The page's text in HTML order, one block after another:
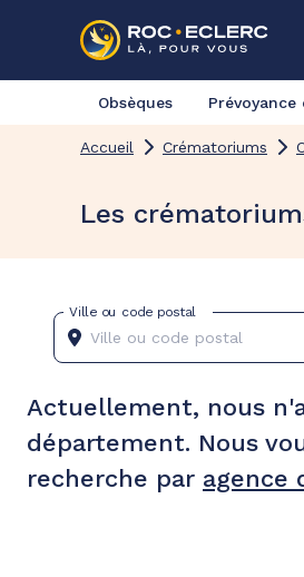
Obsèques Prévoyance
Accueil Crématoriums
Les
Ville ou code postal
Actuellement, nous
département. Nous
recherche par agence